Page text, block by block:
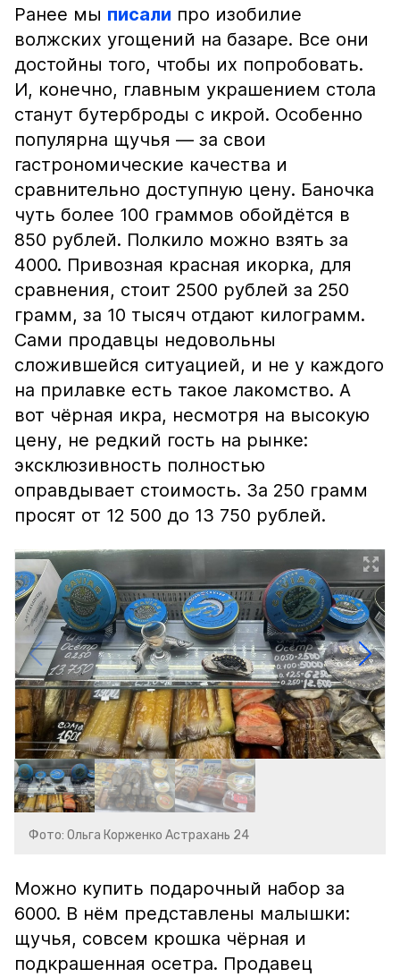
Ранее мы писали про изобилие
волжских угощений на базаре. Все они
достойны того, чтобы их попробовать.
И, конечно, главным украшением стола
станут бутерброды с икрой. Особенно
популярна щучья — за свои
гастрономические качества и
сравнительно доступную цену. Баночка
чуть более 100 граммов обойдётся в
850 рублей. Полкило можно взять за
4000. Привозная красная икорка, для
сравнения, стоит 2500 рублей за 250
грамм, за 10 тысяч отдают килограмм.
Сами продавцы недовольны
сложившейся ситуацией, и не у каждого
на прилавке есть такое лакомство. А
вот чёрная икра, несмотря на высокую
цену, не редкий гость на рынке:
эксклюзивность полностью
оправдывает стоимость. За 250 грамм
просят от 12 500 до 13 750 рублей.
Фото: Ольга Корженко Астрахань 24
Можно купить подарочный набор за
6000. В нём представлены малышки:
щучья, совсем крошка чёрная и
подкрашенная осетра. Продавец